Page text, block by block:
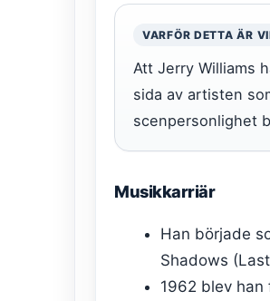
VARFÖR DETTA ÄR
Att Jerry Williams
sida av artisten
scenpersonlighet
Musikkarriär
Han började
Shadows
1962 blev han